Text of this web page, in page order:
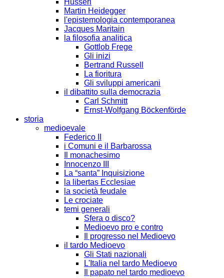
Martin Heidegger
l'epistemologia contemporanea
Jacques Maritain
la filosofia analitica
Gottlob Frege
Gli inizi
Bertrand Russell
La fioritura
Gli sviluppi americani
il dibattito sulla democrazia
Carl Schmitt
Ernst-Wolfgang Böckenförde
storia
medioevale
Federico II
i Comuni e il Barbarossa
Il monachesimo
Innocenzo III
La “santa” Inquisizione
la libertas Ecclesiae
la società feudale
Le crociate
temi generali
Sfera o disco?
Medioevo pro e contro
Il progresso nel Medioevo
il tardo Medioevo
Gli Stati nazionali
L'Italia nel tardo Medioevo
Il papato nel tardo medioevo